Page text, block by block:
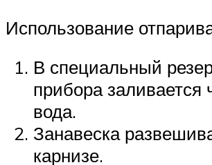
Использование
В специальный
прибора заливается
вода.
Занавеска
карнизе.